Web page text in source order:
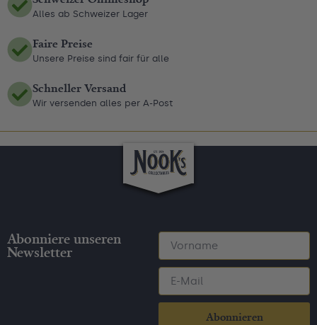
Alles ab Schweizer Lager
Faire Preise
Unsere Preise sind fair für alle
Schneller Versand
Wir versenden alles per A-Post
Abonniere unseren
Newsletter
Abonnieren